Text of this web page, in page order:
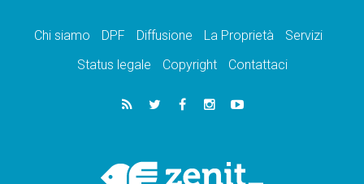
Chi siamo DPF Diffusione La Proprietà
Servizi
Status legale
Copyright Contattaci